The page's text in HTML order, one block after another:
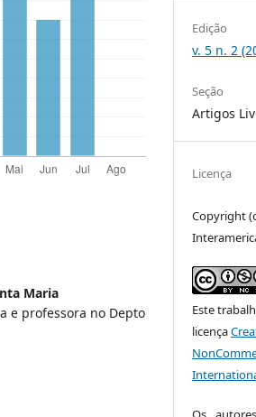
Maria
e professora no Depto
Edição
v. 5 n. 2
Seção
Artigos
Licença
Copyright
Este
licença